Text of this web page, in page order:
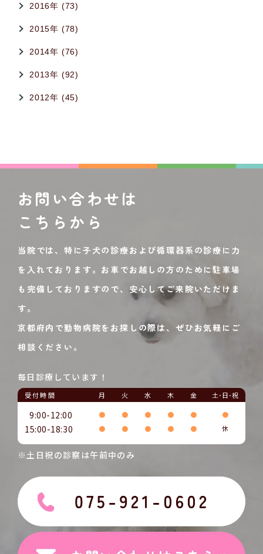
2016年 (73)
2015年 (78)
2014年 (76)
2013年 (92)
2012年 (45)
お問い合わせは
こちらから
当院では、特に子犬の診療および循環器系の診療に力
を入れております。お車でお越しの方のために駐車場
も完備しておりますので、安心してご来院いただけま
す。
京都府内で動物病院をお探しの際は、ぜひお気軽にご
相談ください。
毎日診療しています！
受付時間 月 火 水 木 金 土･日･祝
9:00-12:00 ● ● ● ● ● ●
15:00-18:30 ● ● ● ● ● 休
※土日祝の診察は午前中のみ